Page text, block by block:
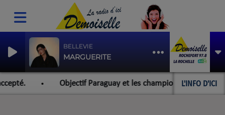
BELLEVIE
MARGUERITE
L'INFO D'ICI
Objectif Paraguay et les championnats du